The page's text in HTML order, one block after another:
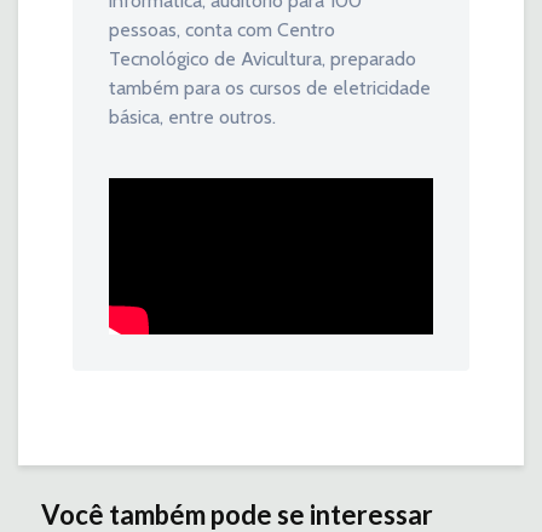
pessoas, conta com Centro
Tecnológico de Avicultura, preparado
também para os cursos de eletricidade
básica, entre outros.
Você também pode se interessar